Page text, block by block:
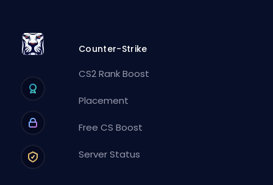
Counter-Strike
CS2 Rank Boost
Placement
Free CS Boost
Server Status